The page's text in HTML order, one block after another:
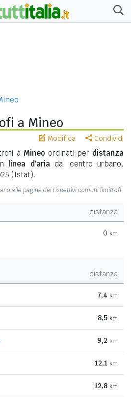
a Mineo
Modifica Condividi
a Mineo ordinati per distanza
linea d'aria dal centro urbano.
(Istat).
alle pagine dei rispettivi comuni limitrofi.
distanza
0 km
distanza
7,4 km
8,5 km
9,2 km
12,1 km
12,8 km